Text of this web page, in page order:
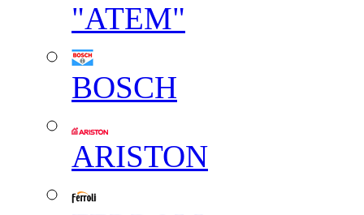
"АТЕМ"
BOSCH
ARISTON